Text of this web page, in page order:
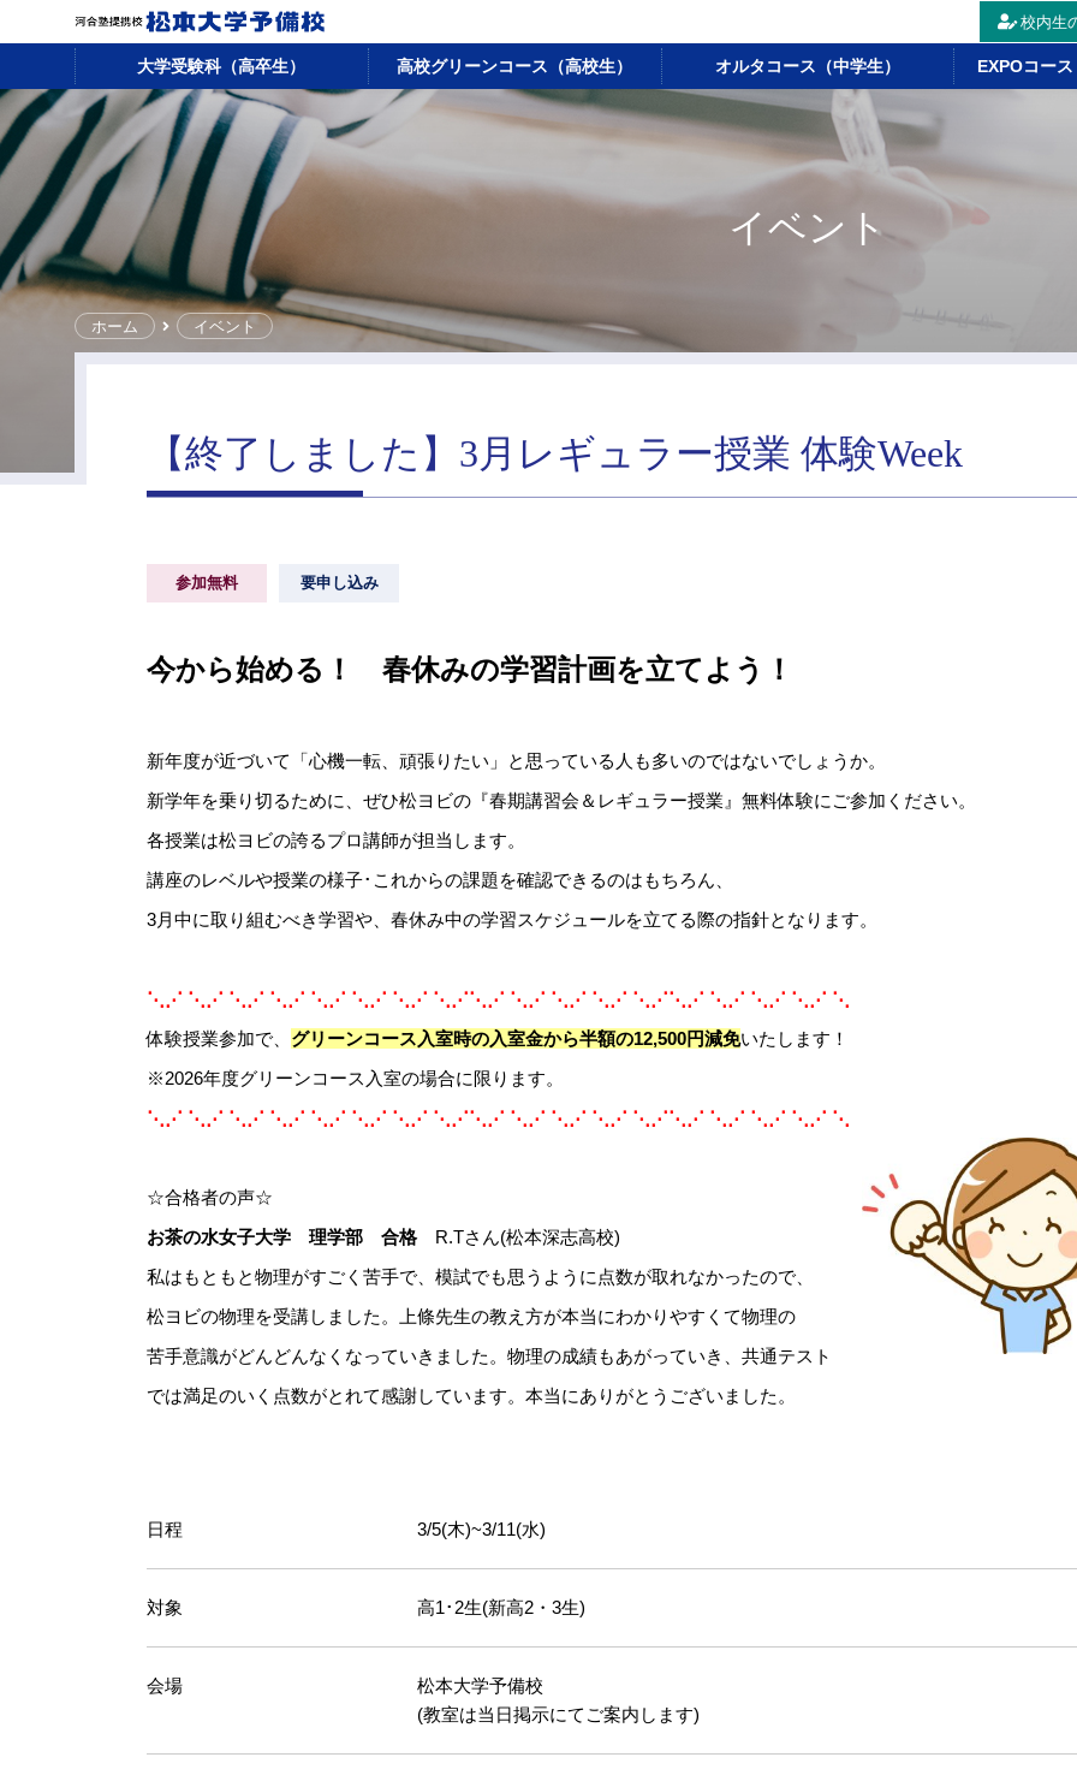
校内生
大学受験科（高卒生） 高校グリーンコース（高校生） オルタコース（中学生） EXPOコース
イベント
ホーム イベント
【終了しました】3月レギュラー授業 体験Week
参加無料 要申し込み
今から始める！ 春休みの学習計画を立てよう！
新年度が近づいて「心機一転、頑張りたい」と思っている人も多いのではないでしょうか。
新学年を乗り切るために、ぜひ松ヨビの『春期講習会＆レギュラー授業』無料体験にご参加ください。
各授業は松ヨビの誇るプロ講師が担当します。
講座のレベルや授業の様子･これからの課題を確認できるのはもちろん、
3月中に取り組むべき学習や、春休み中の学習スケジュールを立てる際の指針となります。
⋱⋰ ⋱⋰ ⋱⋰ ⋱⋰ ⋱⋰ ⋱⋰ ⋱⋰ ⋱⋰⋱⋰ ⋱⋰ ⋱⋰ ⋱⋰ ⋱⋰⋱⋰ ⋱⋰ ⋱⋰ ⋱⋰ ⋱
体験授業参加で、 グリーンコース入室時の入室金から半額の12,500円減免いたします！
※2026年度グリーンコース入室の場合に限ります。
⋱⋰ ⋱⋰ ⋱⋰ ⋱⋰ ⋱⋰ ⋱⋰ ⋱⋰ ⋱⋰⋱⋰ ⋱⋰ ⋱⋰ ⋱⋰ ⋱⋰⋱⋰ ⋱⋰ ⋱⋰ ⋱⋰ ⋱
☆合格者の声☆
お茶の水女子大学 理学部 合格R.Tさん(松本深志高校)
私はもともと物理がすごく苦手で、模試でも思うように点数が取れなかったので、
松ヨビの物理を受講しました。上條先生の教え方が本当にわかりやすくて物理の
苦手意識がどんどんなくなっていきました。物理の成績もあがっていき、共通テスト
では満足のいく点数がとれて感謝しています。本当にありがとうございました。
日程 3/5(木)~3/11(水)
対象 高1･2生(新高2・3生)
会場
松本大学予備校
(教室は当日掲示にてご案内します)